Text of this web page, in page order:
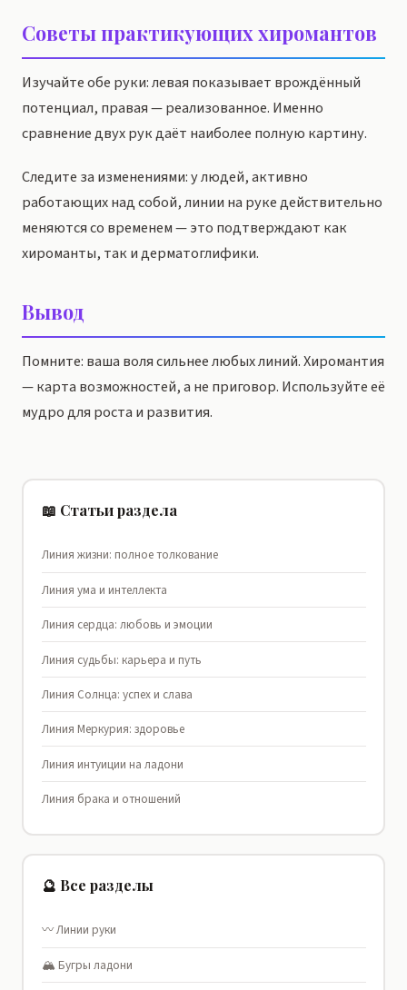
Советы практикующих хиромантов
Изучайте обе руки: левая показывает врождённый
потенциал, правая — реализованное. Именно
сравнение двух рук даёт наиболее полную картину.
Следите за изменениями: у людей, активно
работающих над собой, линии на руке действительно
меняются со временем — это подтверждают как
хироманты, так и дерматоглифики.
Вывод
Помните: ваша воля сильнее любых линий. Хиромантия
— карта возможностей, а не приговор. Используйте её
мудро для роста и развития.
📖 Статьи раздела
Линия жизни: полное толкование
Линия ума и интеллекта
Линия сердца: любовь и эмоции
Линия судьбы: карьера и путь
Линия Солнца: успех и слава
Линия Меркурия: здоровье
Линия интуиции на ладони
Линия брака и отношений
🔮 Все разделы
〰️ Линии руки
🏔️ Бугры ладони